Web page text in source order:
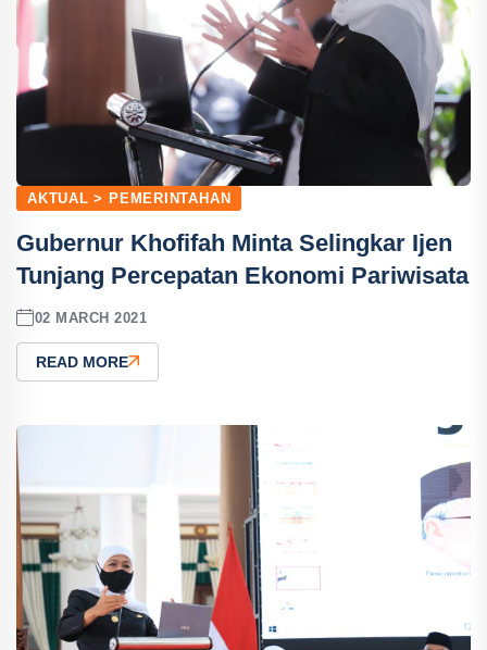
AKTUAL > PEMERINTAHAN
Gubernur Khofifah Minta Selingkar Ijen
Tunjang Percepatan Ekonomi Pariwisata
02 MARCH 2021
READ MORE